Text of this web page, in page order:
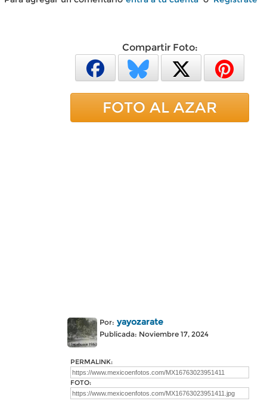
Compartir Foto:
FOTO AL AZAR
Por: yayozarate
Publicada: Noviembre 17, 2024
PERMALINK:
FOTO: